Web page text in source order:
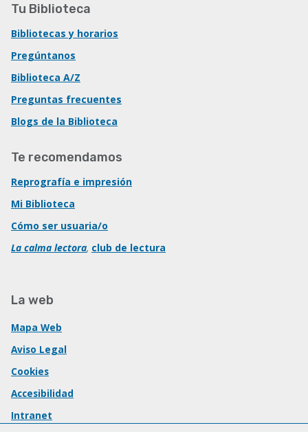
Tu Biblioteca
Bibliotecas y horarios
Pregúntanos
Biblioteca A/Z
Preguntas frecuentes
Blogs de la Biblioteca
Te recomendamos
Reprografía e impresión
Mi Biblioteca
Cómo ser usuaria/o
La calma lectora, club de lectura
La web
Mapa Web
Aviso Legal
Cookies
Accesibilidad
Intranet